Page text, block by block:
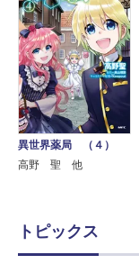
異世界薬局 （４）
高野 聖 他
トピックス